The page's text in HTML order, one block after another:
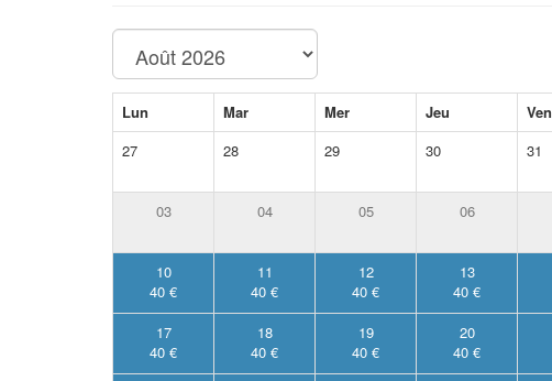
Lun Mar Mer Jeu Ven
27
28 29 30 31
03 04 05 06
10
40 €
11
40 €
12
40 €
13
40 €
17
40 €
18
40 €
19
40 €
20
40 €